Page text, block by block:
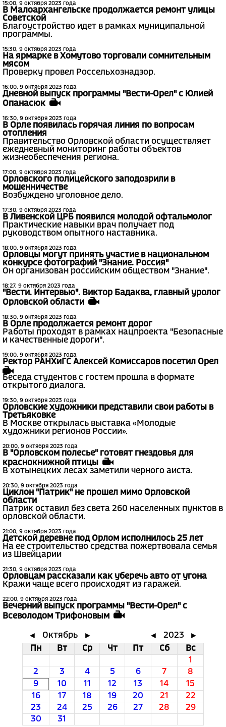
15:00, 9 октября 2023 года
В Малоархангельске продолжается ремонт улицы
Советской
Благоустройство идет в рамках муниципальной
программы.
15:30, 9 октября 2023 года
На ярмарке в Хомутово торговали сомнительным
мясом
Проверку провел Россельхознадзор.
16:00, 9 октября 2023 года
Дневной выпуск программы "Вести-Орел" с Юлией
Опанасюк
16:30, 9 октября 2023 года
В Орле появилась горячая линия по вопросам
отопления
Правительство Орловской области осуществляет
ежедневный мониторинг работы объектов
жизнеобеспечения региона.
17:00, 9 октября 2023 года
Орловского полицейского заподозрили в
мошенничестве
Возбуждено уголовное дело.
17:30, 9 октября 2023 года
В Ливенской ЦРБ появился молодой офтальмолог
Практические навыки врач получает под
руководством опытного наставника.
18:00, 9 октября 2023 года
Орловцы могут принять участие в национальном
конкурсе фотографий "Знание. Россия"
Он организован российским обществом "Знание".
18:27, 9 октября 2023 года
"Вести. Интервью". Виктор Бадаква, главный уролог
Орловской области
18:30, 9 октября 2023 года
В Орле продолжается ремонт дорог
Работы проходят в рамках нацпроекта "Безопасные
и качественные дороги".
19:00, 9 октября 2023 года
Ректор РАНХиГС Алексей Комиссаров посетил Орел
Беседа студентов с гостем прошла в формате
открытого диалога.
19:30, 9 октября 2023 года
Орловские художники представили свои работы в
Третьяковке
В Москве открылась выставка «Молодые
художники регионов России».
20:00, 9 октября 2023 года
В "Орловском полесье" готовят гнездовья для
краснокнижной птицы
В хотынецких лесах заметили черного аиста.
20:30, 9 октября 2023 года
Циклон "Патрик" не прошел мимо Орловской
области
Патрик оставил без света 260 населенных пунктов в
орловской области.
21:00, 9 октября 2023 года
Детской деревне под Орлом исполнилось 25 лет
На ее строительство средства пожертвовала семья
из Швейцарии
21:30, 9 октября 2023 года
Орловцам рассказали как уберечь авто от угона
Кражи чаще всего происходят из гаражей.
22:00, 9 октября 2023 года
Вечерний выпуск программы "Вести-Орел" с
Всеволодом Трифоновым
◄ Октябрь ► ◄ 2023
►
Пн
Вт Ср Чт Пт Сб
Вс
1
2
3 4 5 6 7
8
9
10 11 12 13 14
15
16
17 18 19 20 21
22
23
24 25 26 27 28
29
30
31